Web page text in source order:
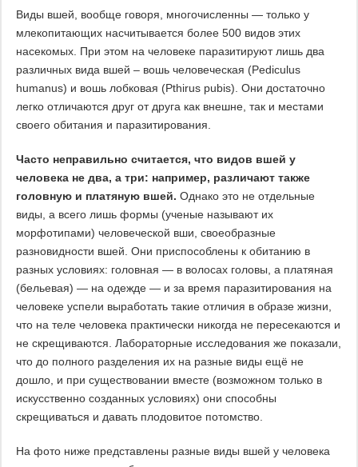
Виды вшей, вообще говоря, многочисленны — только у
млекопитающих насчитывается более 500 видов этих
насекомых. При этом на человеке паразитируют лишь два
различных вида вшей – вошь человеческая (Pediculus
humanus) и вошь лобковая (Pthirus pubis). Они достаточно
легко отличаются друг от друга как внешне, так и местами
своего обитания и паразитирования.
Часто неправильно считается, что видов вшей у
человека не два, а три: например, различают также
головную и платяную вшей. Однако это не отдельные
виды, а всего лишь формы (ученые называют их
морфотипами) человеческой вши, своеобразные
разновидности вшей. Они приспособлены к обитанию в
разных условиях: головная — в волосах головы, а платяная
(бельевая) — на одежде — и за время паразитирования на
человеке успели выработать такие отличия в образе жизни,
что на теле человека практически никогда не пересекаются и
не скрещиваются. Лабораторные исследования же показали,
что до полного разделения их на разные виды ещё не
дошло, и при существовании вместе (возможном только в
искусственно созданных условиях) они способны
скрещиваться и давать плодовитое потомство.
На фото ниже представлены разные виды вшей у человека